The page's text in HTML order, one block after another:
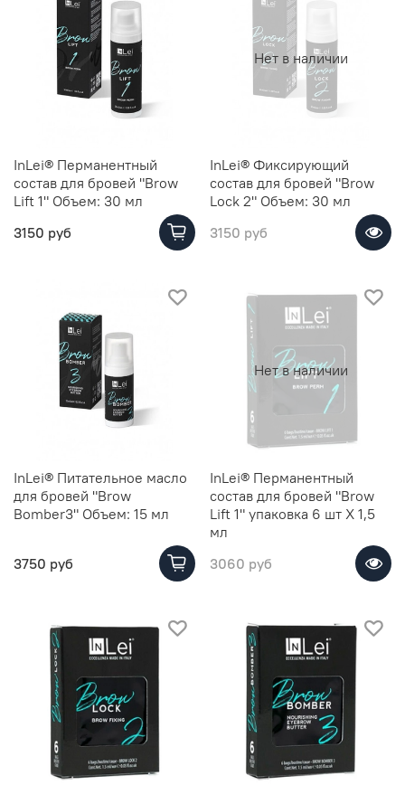
InLei® Перманентный
состав для бровей "Brow
Lift 1" Объем: 30 мл
3150 руб
Нет в наличии
InLei® Фиксирующий
состав для бровей "Brow
Lock 2" Объем: 30 мл
3150 руб
InLei® Питательное масло
для бровей "Brow
Bomber3" Объем: 15 мл
3750 руб
Нет в наличии
InLei® Перманентный
состав для бровей "Brow
Lift 1" упаковка 6 шт Х 1,5
мл
3060 руб